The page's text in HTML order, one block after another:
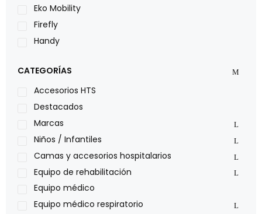
Eko Mobility
Firefly
Handy
Leggero
Lumex
Medical Store
Nidek
Oxiplus
Philips
Pride
Roho
Sillas de ruedas Everest Jennings
CATEGORÍAS
Accesorios HTS
Destacados
Marcas
Niños / Infantiles
Camas y accesorios hospitalarios
Equipo de rehabilitación
Equipo médico
Equipo médico respiratorio